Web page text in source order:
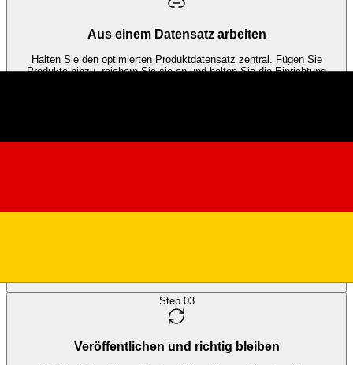
Aus einem Datensatz arbeiten
Halten Sie den optimierten Produktdatensatz zentral. Fügen Sie
Produkte hinzu, reichern Sie sie an und halten Sie die Einrichtung
Step02
Sehen Sie, was jeder Kanal braucht, ergänzen Sie fehlende Attribute
Step 03
Veröffentlichen und richtig bleiben